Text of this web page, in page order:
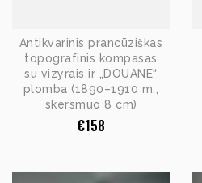
Antikvarinis prancūziškas
topografinis kompasas
su vizyrais ir „DOUANE“
plomba (1890–1910 m.,
skersmuo 8 cm)
€158